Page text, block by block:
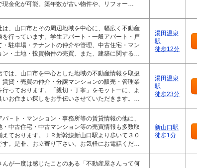
現金化が可能。築年数が古い物件や、リフォー…
は、山口市とその周辺地域を中心に、幅広く不動産
を行っています。学生アパート・一般アパート・戸
・駐車場・テナントの仲介や管理、中古住宅・マン
ン・土地・投資物件の売買、また、建築に関する…
湯田温泉
駅
徒歩12分
では、山口市を中心とした地域の不動産情報を取扱
賃貸・売買の仲介・分譲マンションの販売・管理業
行っております。「親切・丁寧」をモットーに、よ
いお住まい探しをお手伝いさせていただきます。…
湯田温泉
駅
徒歩23分
－ト・マンション・事務所等の賃貸情報の他に、
・中古住宅・中古マンション等の売買情報も多数取
えております。ＪＲ新幹線新山口駅より歩いて３０
す。是非、お立寄り下さい。お気軽にお電話くだ…
新山口駅
徒歩1分
んが一度は感じたことのある「不動産屋さんって何